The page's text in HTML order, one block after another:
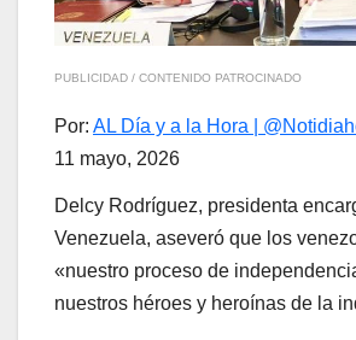
PUBLICIDAD / CONTENIDO PATROCINADO
Por: AL Día y a la Hora |
11 mayo, 2026
Delcy Rodríguez, presidenta
Venezuela, aseveró que los
«nuestro proceso de
nuestros héroes y heroínas de la